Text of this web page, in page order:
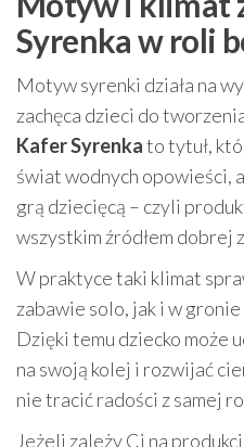
Syrenka w roli
Motyw syrenki działa na
zachęca dzieci do
Kafer Syrenkato tytuł,
świat wodnych opowieści,
grą dziecięcą – czyli
wszystkim źródłem dobrej
W praktyce taki klimat
zabawie solo, jak i w
Dzięki temu dziecko może
na swoją kolej i rozwijać
nie tracić radości z samej
Jeżeli zależy Ci na